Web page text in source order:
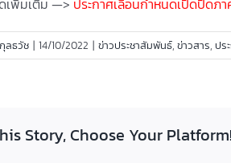
ลธวัช | 14/10/2022 | ข่าวประชาสัมพันธ์, ข่าวสาร, ปร
Story, Choose Your